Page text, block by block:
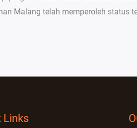
Malang telah memperoleh status
Links